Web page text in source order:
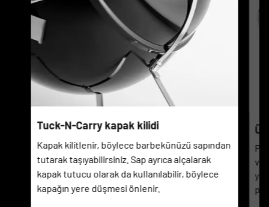
Tuck-N-Carry kapak kilidi
Kapak kilitlenir, böylece barbekünüzü sapından
tutarak taşıyabilirsiniz. Sap ayrıca alçalarak
kapak tutucu olarak da kullanılabilir, böylece
kapağın yere düşmesi önlenir.
ve